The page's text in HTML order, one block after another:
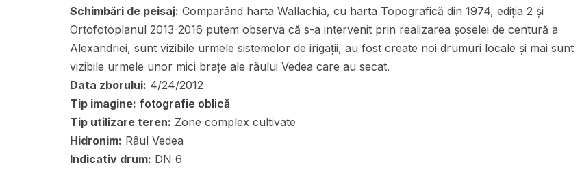
Schimbări de peisaj: Comparând harta Wallachia, cu harta Topografică din 1974, ediția 2 și
Ortofotoplanul 2013-2016 putem observa că s-a intervenit prin realizarea șoselei de centură a
Alexandriei, sunt vizibile urmele sistemelor de irigații, au fost create noi drumuri locale și mai sunt
vizibile urmele unor mici brațe ale râului Vedea care au secat.
Data zborului: 4/24/2012
Tip imagine: fotografie oblică
Tip utilizare teren: Zone complex cultivate
Hidronim: Râul Vedea
Indicativ drum: DN 6